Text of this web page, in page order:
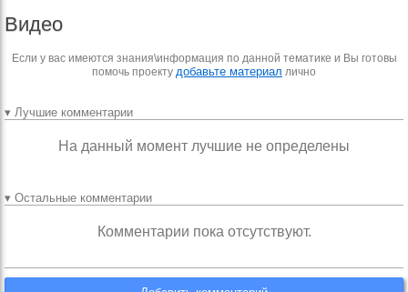
Видео
Если у вас имеются знания\информация по данной тематике и Вы готовы
помочь проекту добавьте материал лично
▾ Лучшие комментарии
На данный момент лучшие не определены
▾ Остальные комментарии
Комментарии пока отсутствуют.